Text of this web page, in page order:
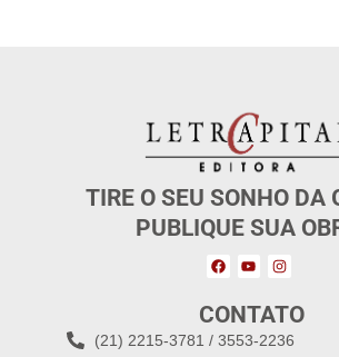
TIRE O SEU SONHO DA
PUBLIQUE SUA
CONTATO
(21) 2215-3781 / 3553-2236